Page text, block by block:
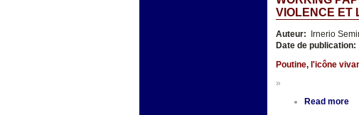
VIOLENCE ET
Auteur:
Irnerio
Date de publication:
Poutine, l'icône
»
Read more